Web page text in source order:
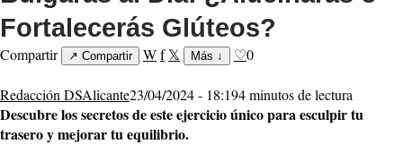
Fortalecerás Glúteos?
Compartir ↗ Compartir Wf 𝕏 Más ↓ ♡0
Redacción DSAlicante23/04/2024 - 18:194 minutos de lectura
Descubre los secretos de este ejercicio único para esculpir tu
trasero y mejorar tu equilibrio.